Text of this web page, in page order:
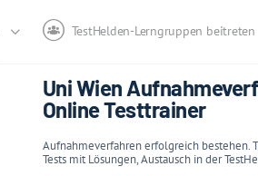
TestHelden-Lerngruppen beitreten
Uni Wien
Online Testtrainer
Aufnahmeverfahren erfolgreich bestehen.
Tests mit Lösungen, Austausch in der